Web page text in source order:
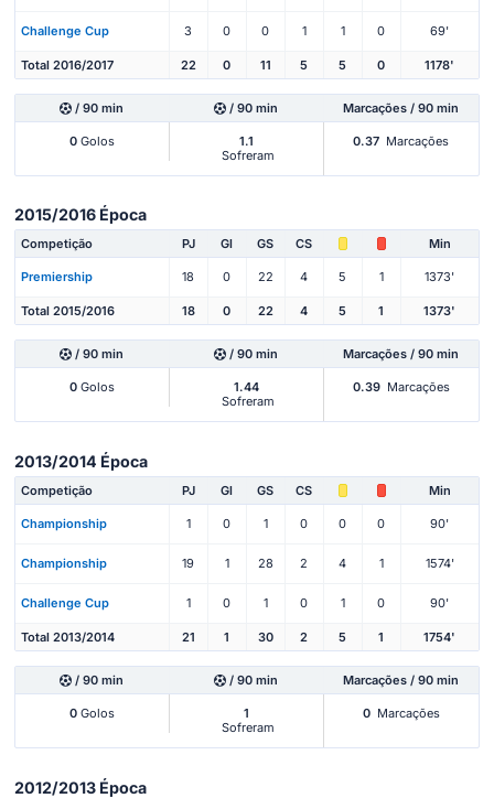
Challenge Cup 3 0 0 1 1 0 69'
Total 2016/2017 22 0 11 5 5 0 1178'
/ 90 min / 90 min Marcações / 90 min
0Golos
1.1
Sofreram
0.37 Marcações
2015/2016 Época
Competição PJ Gl GS CS Min
Premiership 18 0 22 4 5 1 1373'
Total 2015/2016 18 0 22 4 5 1 1373'
/ 90 min / 90 min Marcações / 90 min
0Golos
1.44
Sofreram
0.39 Marcações
2013/2014 Época
Competição PJ Gl GS CS Min
Championship 1 0 1 0 0 0 90'
Championship 19 1 28 2 4 1 1574'
Challenge Cup 1 0 1 0 1 0 90'
Total 2013/2014 21 1 30 2 5 1 1754'
/ 90 min / 90 min Marcações / 90 min
0Golos
1
Sofreram
0 Marcações
2012/2013 Época